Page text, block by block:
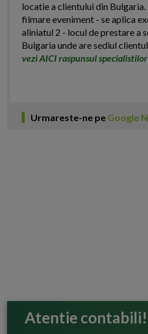
locatie a clientului din
filmare eveniment - se aplica
aliniatul 2 - locul de prestare a
Bulgaria unde are sediul
vezi AICI raspunsul specialistilor
Urmareste-ne pe Google
Atentie contabili!